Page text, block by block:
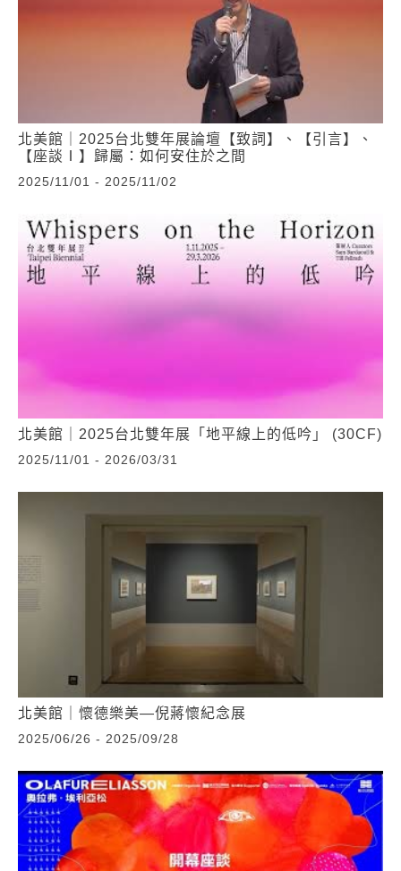
北美館｜2025台北雙年展論壇【致詞】、【引言】、
【座談Ⅰ】歸屬：如何安住於之間
2025/11/01 - 2025/11/02
北美館｜2025台北雙年展「地平線上的低吟」 (30CF)
2025/11/01 - 2026/03/31
北美館｜懷德樂美—倪蔣懷紀念展
2025/06/26 - 2025/09/28